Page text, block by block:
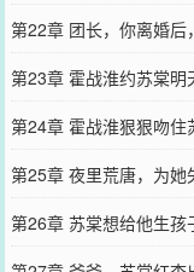
第22章 团长，你离婚后
第23章 霍战淮约苏棠明
第24章 霍战淮狠狠吻住
第25章 夜里荒唐，为她
第26章 苏棠想给他生孩